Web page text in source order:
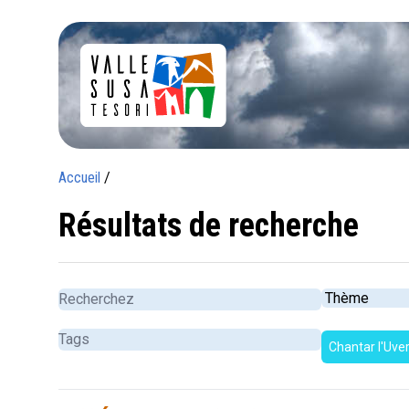
Accueil /
Résultats de recherche
Chantar